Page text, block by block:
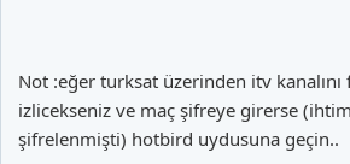
Not :eğer turksat üzerinden itv kanalını
izlicekseniz ve maç şifreye girerse
şifrelenmişti) hotbird uydusuna geçin..